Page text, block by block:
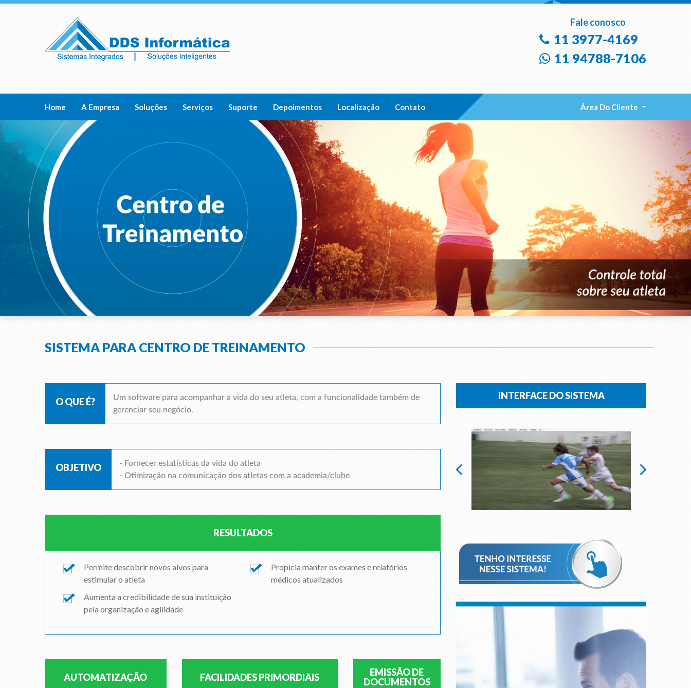
Fale conosco
11 3977-4169
11 94788-7106
Home A Empresa Soluções Serviços Suporte Depoimentos Localização Contato Área Do Cliente
SISTEMA PARA CENTRO DE TREINAMENTO
O QUE É?
Um software para acompanhar a vida do seu atleta, com a funcionalidade também de
gerenciar seu negócio.
OBJETIVO
- Fornecer estatísticas da vida do atleta
- Otimização na comunicação dos atletas com a academia/clube
RESULTADOS
Permite descobrir novos alvos para
estimular o atleta
Aumenta a credibilidade de sua instituição
pela organização e agilidade
Propicia manter os exames e relatórios
médicos atualizados
AUTOMATIZAÇÃO FACILIDADES PRIMORDIAIS
EMISSÃO DE
DOCUMENTOS
INTERFACE DO SISTEMA